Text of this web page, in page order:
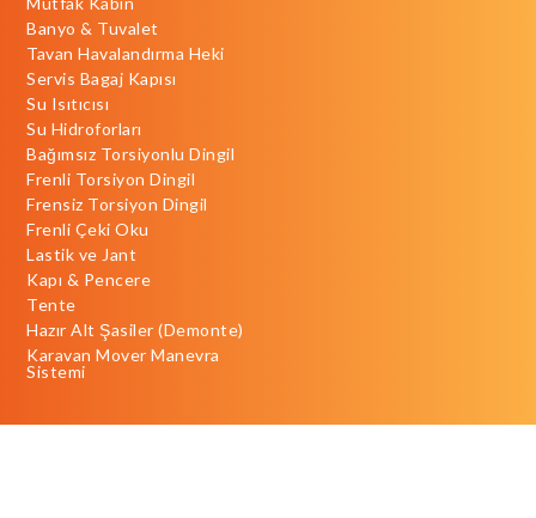
Banyo & Tuvalet
Tavan Havalandırma Heki
Servis Bagaj Kapısı
Su Isıtıcısı
Su Hidroforları
Bağımsız Torsiyonlu Dingil
Frenli Torsiyon Dingil
Frensiz Torsiyon Dingil
Frenli Çeki Oku
Lastik ve Jant
Kapı & Pencere
Tente
Hazır Alt Şasiler (Demonte)
Karavan Mover Manevra
Sistemi